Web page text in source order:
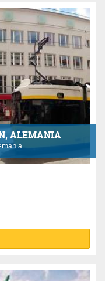
ALEMANIA